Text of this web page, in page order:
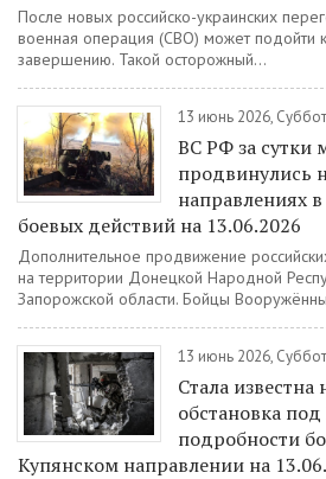
После новых российско-украинских
военная операция (СВО) может подойти
завершению. Такой осторожный...
13 июнь 2026,
ВС РФ за сутки
продвинулись
направлениях
боевых действий на 13.06.2026
Дополнительное продвижение
на территории Донецкой Народной
Запорожской области. Бойцы
13 июнь 2026,
Стала
обстановка
подробности
Купянском направлении на